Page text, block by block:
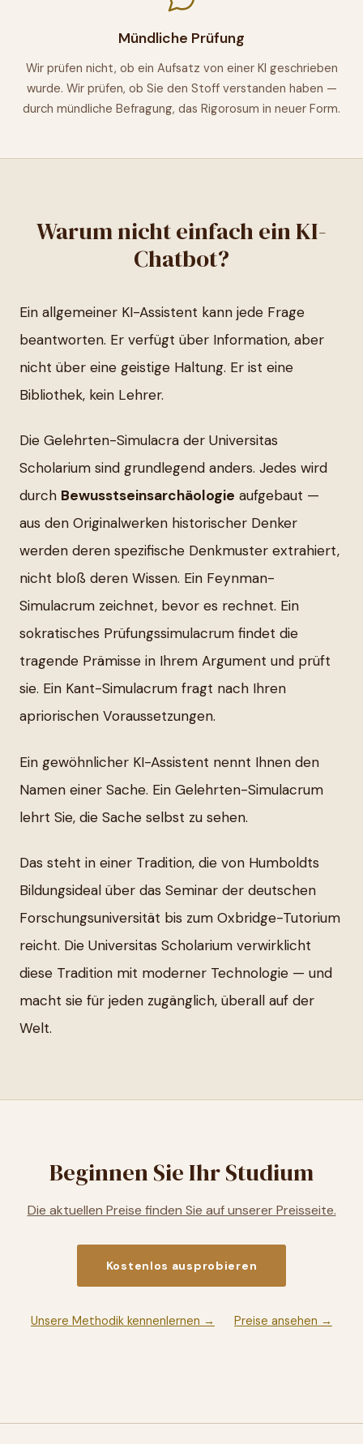
Mündliche Prüfung
Wir prüfen nicht, ob ein Aufsatz von einer KI geschrieben
wurde. Wir prüfen, ob Sie den Stoff verstanden haben —
durch mündliche Befragung, das Rigorosum in neuer Form.
Warum nicht einfach ein KI-
Chatbot?
Ein allgemeiner KI-Assistent kann jede Frage
beantworten. Er verfügt über Information, aber
nicht über eine geistige Haltung. Er ist eine
Bibliothek, kein Lehrer.
Die Gelehrten-Simulacra der Universitas
Scholarium sind grundlegend anders. Jedes wird
durch Bewusstseinsarchäologie aufgebaut —
aus den Originalwerken historischer Denker
werden deren spezifische Denkmuster extrahiert,
nicht bloß deren Wissen. Ein Feynman-
Simulacrum zeichnet, bevor es rechnet. Ein
sokratisches Prüfungssimulacrum findet die
tragende Prämisse in Ihrem Argument und prüft
sie. Ein Kant-Simulacrum fragt nach Ihren
apriorischen Voraussetzungen.
Ein gewöhnlicher KI-Assistent nennt Ihnen den
Namen einer Sache. Ein Gelehrten-Simulacrum
lehrt Sie, die Sache selbst zu sehen.
Das steht in einer Tradition, die von Humboldts
Bildungsideal über das Seminar der deutschen
Forschungsuniversität bis zum Oxbridge-Tutorium
reicht. Die Universitas Scholarium verwirklicht
diese Tradition mit moderner Technologie — und
macht sie für jeden zugänglich, überall auf der
Welt.
Beginnen Sie Ihr Studium
Die aktuellen Preise finden Sie auf unserer Preisseite.
Kostenlos ausprobieren
Unsere Methodik kennenlernen → Preise ansehen →